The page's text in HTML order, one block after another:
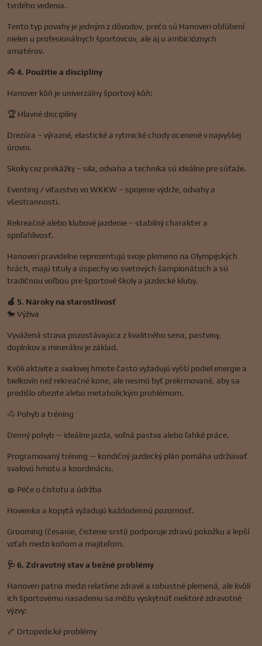
tvrdého vedenia.
Tento typ povahy je jedným z dôvodov, prečo sú Hanoveri obľúbení
nielen u profesionálnych športovcov, ale aj u ambicióznych
amatérov.
🐴 4. Použitie a disciplíny
Hanover kôň je univerzálny športový kôň:
🏆 Hlavné disciplíny
Drezúra – výrazné, elastické a rytmické chody ocenené v najvyššej
úrovni.
Skoky cez prekážky – sila, odvaha a technika sú ideálne pre súťaže.
Eventing / víťazstvo vo WKKW – spojenie výdrže, odvahy a
všestrannosti.
Rekreačné alebo klubové jazdenie – stabilný charakter a
spoľahlivosť.
Hanoveri pravidelne reprezentujú svoje plemeno na Olympijských
hrách, majú tituly a úspechy vo svetových šampionátoch a sú
tradičnou voľbou pre športové školy a jazdecké kluby.
🍏 5. Nároky na starostlivosť
🐎 Výživa
Vyvážená strava pozostávajúca z kvalitného sena, pastviny,
doplnkov a minerálov je základ.
Kvôli aktivite a svalovej hmote často vyžadujú vyšší podiel energie a
bielkovín než rekreačné kone, ale nesmú byť prekrmované, aby sa
predišlo obezite alebo metabolickým problémom.
🐴 Pohyb a tréning
Denný pohyb — ideálne jazda, voľná pastva alebo ľahké práce.
Programovaný tréning — kondičný jazdecký plán pomáha udržiavať
svalovú hmotu a koordináciu.
🧽 Péče o čistotu a údržba
Hovienka a kopytá vyžadujú každodennú pozornosť.
Grooming (česanie, čistenie srsti) podporuje zdravú pokožku a lepší
vzťah medzi koňom a majiteľom.
🩺 6. Zdravotný stav a bežné problémy
Hanoveri patria medzi relatívne zdravé a robustné plemená, ale kvôli
ich športovému nasadeniu sa môžu vyskytnúť niektoré zdravotné
výzvy:
🦴 Ortopedické problémy